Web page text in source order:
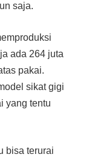
saja.
ada 264 juta
pakai.
sikat gigi
yang tentu
bisa terurai